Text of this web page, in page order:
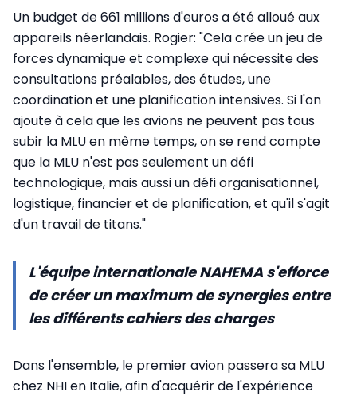
Un budget de 661 millions d'euros a été alloué aux
appareils néerlandais. Rogier: "Cela crée un jeu de
forces dynamique et complexe qui nécessite des
consultations préalables, des études, une
coordination et une planification intensives. Si l'on
ajoute à cela que les avions ne peuvent pas tous
subir la MLU en même temps, on se rend compte
que la MLU n'est pas seulement un défi
technologique, mais aussi un défi organisationnel,
logistique, financier et de planification, et qu'il s'agit
d'un travail de titans."
L'équipe internationale NAHEMA s'efforce
de créer un maximum de synergies entre
les différents cahiers des charges
Dans l'ensemble, le premier avion passera sa MLU
chez NHI en Italie, afin d'acquérir de l'expérience